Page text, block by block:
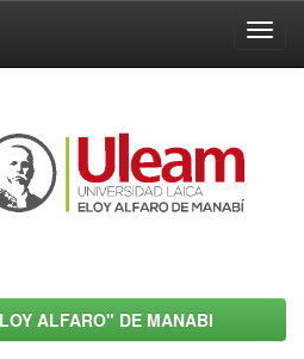
ALFARO" DE MANABI